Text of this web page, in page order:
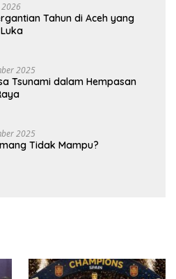
2026
Tahun di Aceh yang
2025
Tsunami dalam Hempasan
2025
Tidak Mampu?